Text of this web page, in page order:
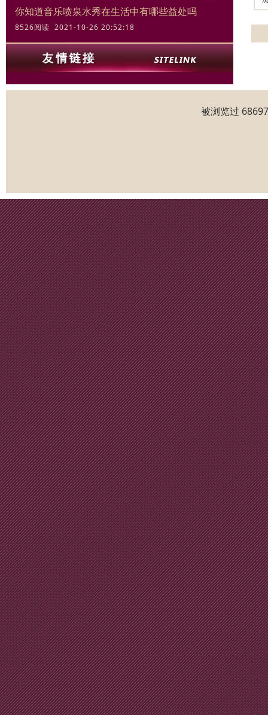
你知道音乐喷泉水秀在生活中有哪些益处吗
8526阅读 2021-10-26 20:52:18
被浏览过